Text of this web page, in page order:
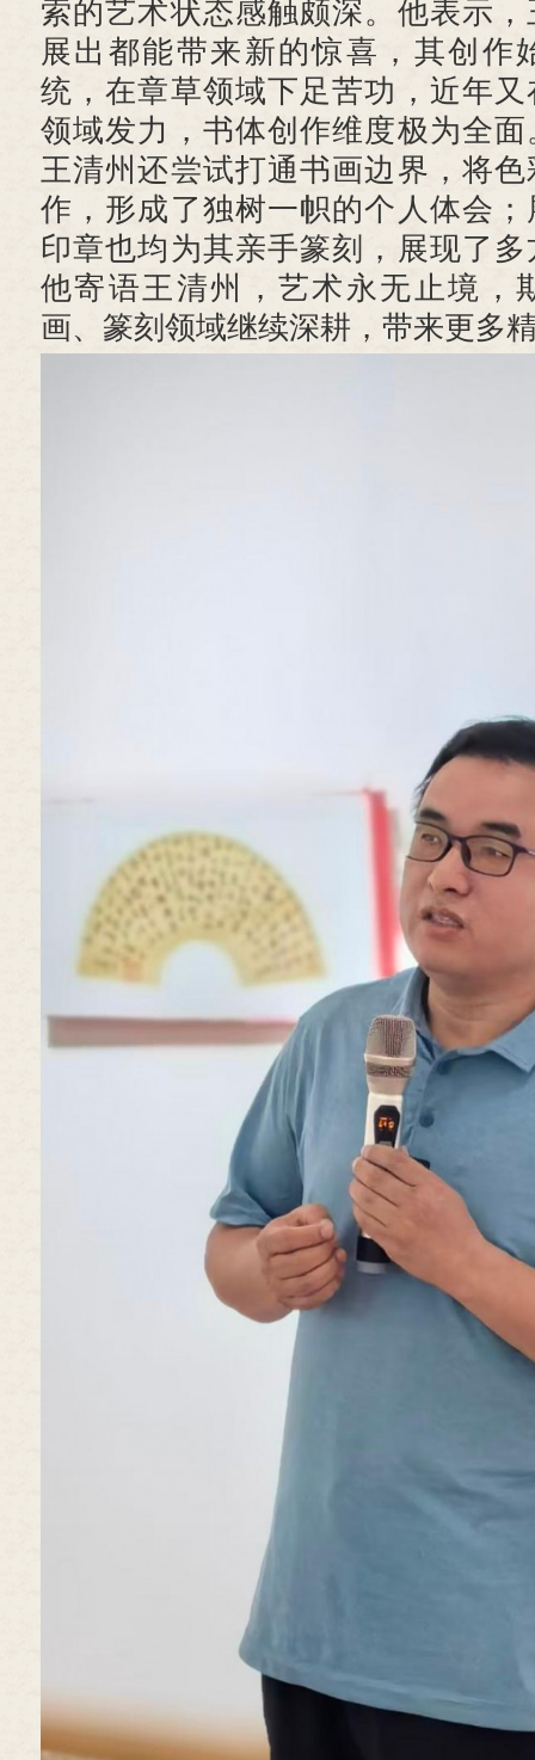
索的艺术状态感触颇深。他表示
展出都能带来新的惊喜，其创作
统，在章草领域下足苦功，近年
领域发力，书体创作维度极为全
王清州还尝试打通书画边界，将
作，形成了独树一帜的个人体会
印章也均为其亲手篆刻，展现了
他寄语王清州，艺术永无止境，
画、篆刻领域继续深耕，带来更多